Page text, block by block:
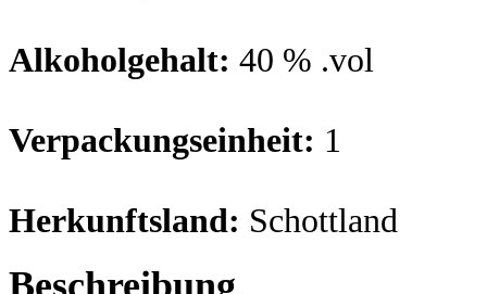
Alkoholgehalt: 40 % .vol
Verpackungseinheit: 1
Herkunftsland: Schottland
Beschreibung